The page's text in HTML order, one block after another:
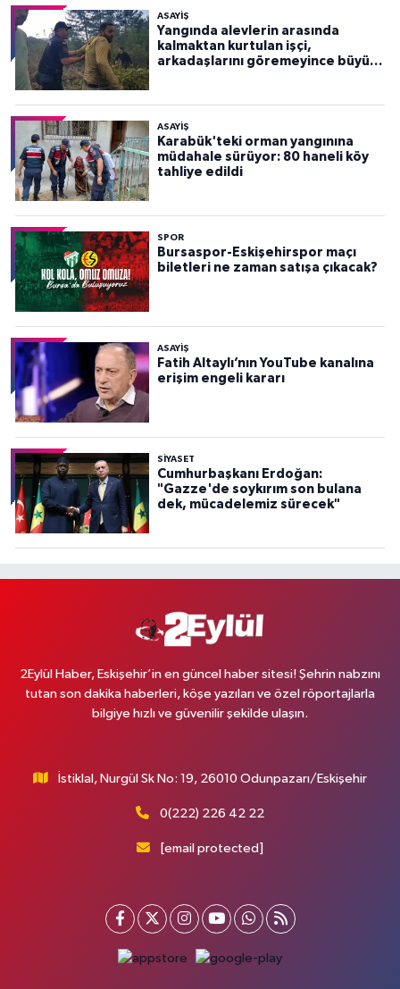
ASAYİŞ
Yangında alevlerin arasında
kalmaktan kurtulan işçi,
arkadaşlarını göremeyince büyük
ASAYİŞ
Karabük'teki orman yangınına
müdahale sürüyor: 80 haneli köy
tahliye edildi
SPOR
Bursaspor-Eskişehirspor maçı
biletleri ne zaman satışa çıkacak?
ASAYİŞ
Fatih Altaylı’nın YouTube kanalına
erişim engeli kararı
SİYASET
Cumhurbaşkanı Erdoğan:
"Gazze'de soykırım son bulana
dek, mücadelemiz sürecek"
2Eylül Haber, Eskişehir’in en güncel haber sitesi! Şehrin nabzını
tutan son dakika haberleri, köşe yazıları ve özel röportajlarla
bilgiye hızlı ve güvenilir şekilde ulaşın.
İstiklal, Nurgül Sk No: 19, 26010 Odunpazarı/Eskişehir
0(222) 226 42 22
[email protected]